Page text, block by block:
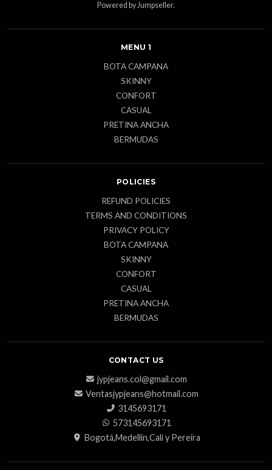
Powered by Jumpseller.
MENU 1
BOTA CAMPANA
SKINNY
CONFORT
CASUAL
PRETINA ANCHA
BERMUDAS
POLICIES
REFUND POLICIES
TERMS AND CONDITIONS
PRIVACY POLICY
BOTA CAMPANA
SKINNY
CONFORT
CASUAL
PRETINA ANCHA
BERMUDAS
CONTACT US
jypjeans.col@gmail.com
Ventasjypjeans@hotmail.com
3145693171
573145693171
Bogotá,Medellin,Cali y Pereira